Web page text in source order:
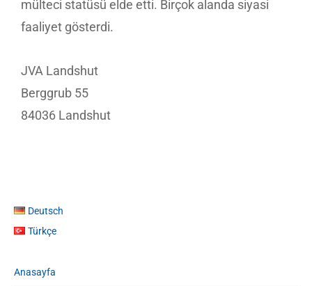
mülteci statüsü elde etti. Birçok alanda siyasi
faaliyet gösterdi.
JVA Landshut
Berggrub 55
84036 Landshut
Deutsch
Türkçe
Anasayfa